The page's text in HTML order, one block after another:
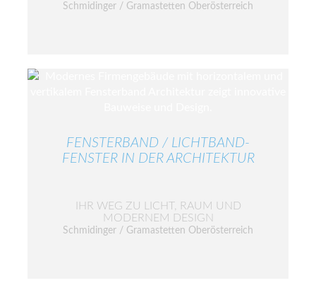
Schmidinger / Gramastetten Oberösterreich
FENSTERBAND / LICHTBAND-
FENSTER IN DER ARCHITEKTUR
IHR WEG ZU LICHT, RAUM UND
MODERNEM DESIGN
Schmidinger / Gramastetten Oberösterreich